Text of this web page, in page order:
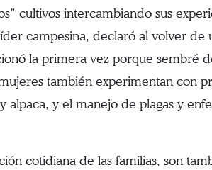
cultivos intercambiando sus
campesina, declaró al volver
la primera vez porque sembré
también experimentan con
y el manejo de plagas y
cotidiana de las familias, son